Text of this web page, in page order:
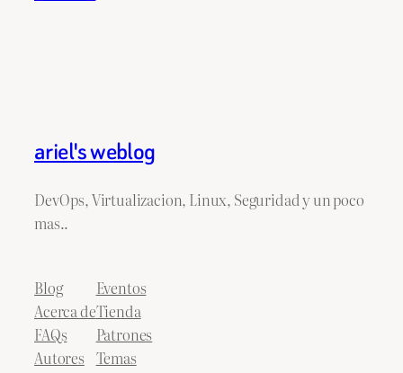
ariel's weblog
DevOps, Virtualizacion, Linux, Seguridad y un poco
mas..
Blog
Acerca de
FAQs
Autores
Eventos
Tienda
Patrones
Temas